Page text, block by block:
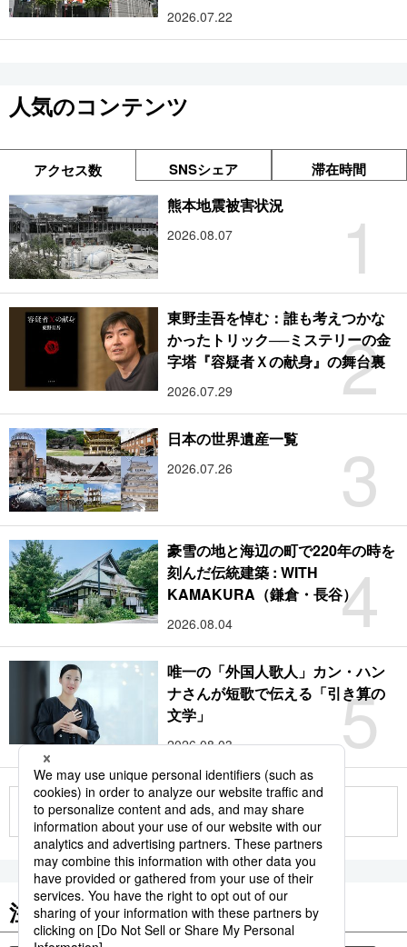
2026.07.22
人気のコンテンツ
アクセス数 SNSシェア 滞在時間
1
熊本地震被害状況
2026.08.07
2
東野圭吾を悼む：誰も考えつかな
かったトリック──ミステリーの金
字塔『容疑者Ｘの献身』の舞台裏
2026.07.29
3
日本の世界遺産一覧
2026.07.26
4
豪雪の地と海辺の町で220年の時を
刻んだ伝統建築 : WITH
KAMAKURA（鎌倉・長谷）
2026.08.04
5
唯一の「外国人歌人」カン・ハン
ナさんが短歌で伝える「引き算の
文学」
2026.08.03
もっと見る
注目のキーワード